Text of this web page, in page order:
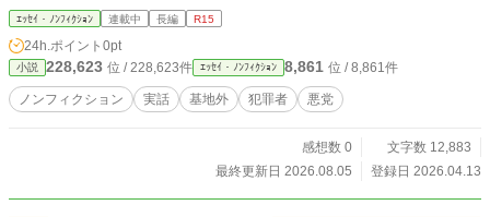
ｴｯｾｲ・ﾉﾝﾌｨｸｼｮﾝ 連載中 長編 R15
24h.ポイント 0pt
小説 228,623 位 / 228,623件 ｴｯｾｲ・ﾉﾝﾌｨｸｼｮﾝ 8,861 位 / 8,861件
ノンフィクション 実話 基地外 犯罪者 悪党
感想数 0
文字数 12,883
最終更新日 2026.08.05
登録日 2026.04.13